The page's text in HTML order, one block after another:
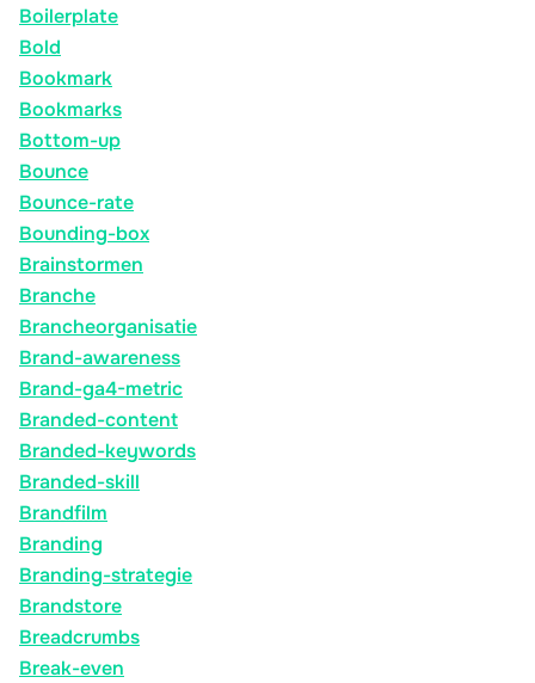
Boilerplate
Bold
Bookmark
Bookmarks
Bottom-up
Bounce
Bounce-rate
Bounding-box
Brainstormen
Branche
Brancheorganisatie
Brand-awareness
Brand-ga4-metric
Branded-content
Branded-keywords
Branded-skill
Brandfilm
Branding
Branding-strategie
Brandstore
Breadcrumbs
Break-even